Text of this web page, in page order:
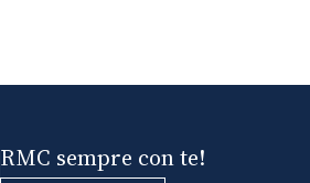
RMC sempre con te!